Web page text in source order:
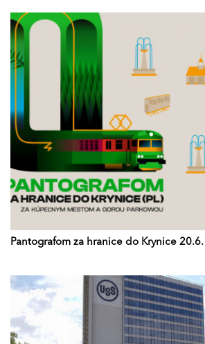
Pantografom za hranice do Krynice 20.6.